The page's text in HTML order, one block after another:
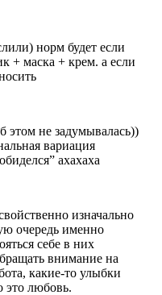
норм будет если
+ маска + крем. а если
этом не задумывалась))
вариация
ахахаха
изначально
очередь именно
себе в них
внимание на
какие-то улыбки
это любовь.